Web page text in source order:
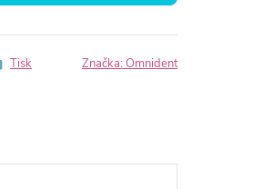
Tisk Značka: Omnident